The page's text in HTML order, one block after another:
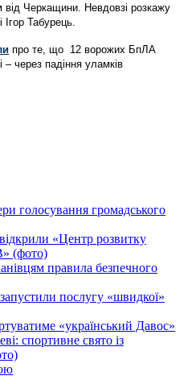
Черкащини. Невдовзі розкажу
Табурець.
про те, що 12 ворожих БпЛА
через падіння уламків
голосування громадського
«Центр розвитку
(фото)
правила безпечного
послугу «швидкої»
«український Давос»
спортивне свято із